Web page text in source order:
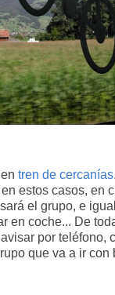
tren de cercanías
estos casos, en
el grupo, e
en coche... De
por teléfono,
que va a ir con